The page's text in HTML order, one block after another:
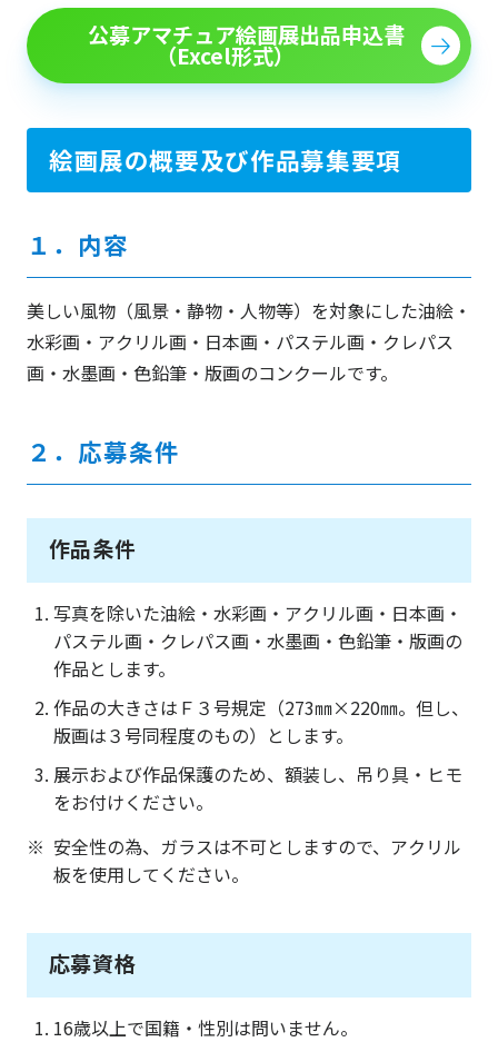
公募アマチュア絵画展出品申込書
（Excel形式）
絵画展の概要及び作品募集要項
１．内容
美しい風物（風景・静物・人物等）を対象にした油絵・
水彩画・アクリル画・日本画・パステル画・クレパス
画・水墨画・色鉛筆・版画のコンクールです。
２．応募条件
作品条件
写真を除いた油絵・水彩画・アクリル画・日本画・
パステル画・クレパス画・水墨画・色鉛筆・版画の
作品とします。
作品の大きさはＦ３号規定（273㎜×220㎜。但し、
版画は３号同程度のもの）とします。
展示および作品保護のため、額装し、吊り具・ヒモ
をお付けください。
安全性の為、ガラスは不可としますので、アクリル
板を使用してください。
応募資格
16歳以上で国籍・性別は問いません。